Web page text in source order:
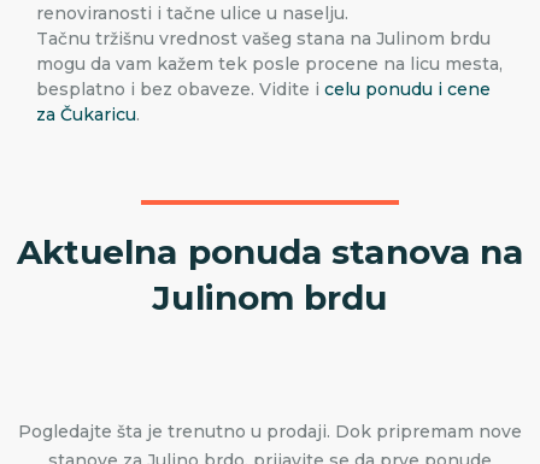
renoviranosti i tačne ulice u naselju.
Tačnu tržišnu vrednost vašeg stana na Julinom brdu
mogu da vam kažem tek posle procene na licu mesta,
besplatno i bez obaveze. Vidite i celu ponudu i cene
za Čukaricu.
Aktuelna ponuda stanova na
Julinom brdu
Pogledajte šta je trenutno u prodaji. Dok pripremam nove